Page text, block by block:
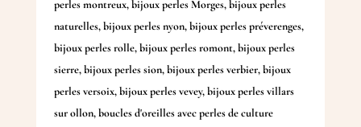
perles montreux,bijoux perles Morges,bijoux perles
naturelles,bijoux perles nyon,bijoux perles préverenges,
bijoux perles rolle,bijoux perles romont,bijoux perles
sierre,bijoux perles sion,bijoux perles verbier,bijoux
perles versoix,bijoux perles vevey,bijoux perles villars
sur ollon,boucles d'oreilles avec perles de culture